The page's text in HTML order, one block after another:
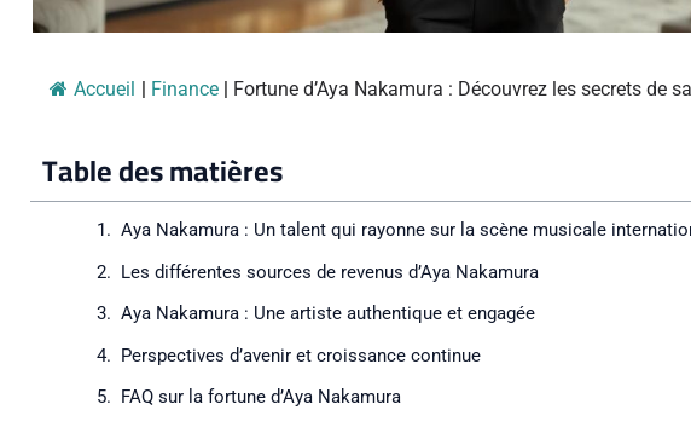
Accueil Finance Fortune d’Aya Nakamura : Découvrez les secrets de
Table des matières
Aya Nakamura : Un talent qui rayonne sur la scène musicale
Les différentes sources de revenus d’Aya Nakamura
Aya Nakamura : Une artiste authentique et engagée
Perspectives d’avenir et croissance continue
FAQ sur la fortune d’Aya Nakamura